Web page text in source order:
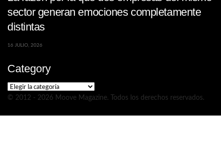
sector generan emociones completamente
distintas
16 JULIO, 2026
Category
Category
© 2012 - 2026 Moove Magazine. Todos los derechos reservados.